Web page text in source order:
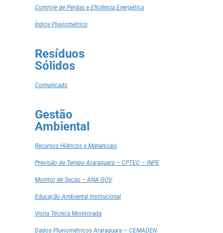
Controle de Perdas e Eficiência Energética
Índice Pluviométrico
Resíduos
Sólidos
Comunicado
Gestão
Ambiental
Recursos Hídricos e Mananciais
Previsão de Tempo Araraquara – CPTEC – INPE
Monitor de Secas – ANA GOV
Educação Ambiental Institucional
Visita Técnica Monitorada
Dados Pluviométricos Araraquara – CEMADEN